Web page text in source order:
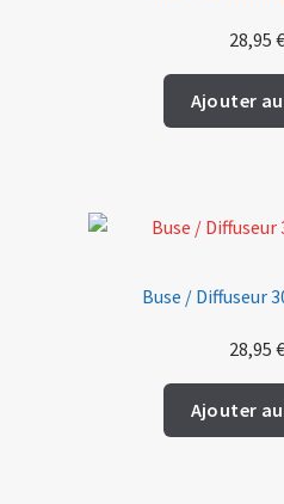
28,95 €
Ajouter
Buse / Diffuseur
28,95 €
Ajouter